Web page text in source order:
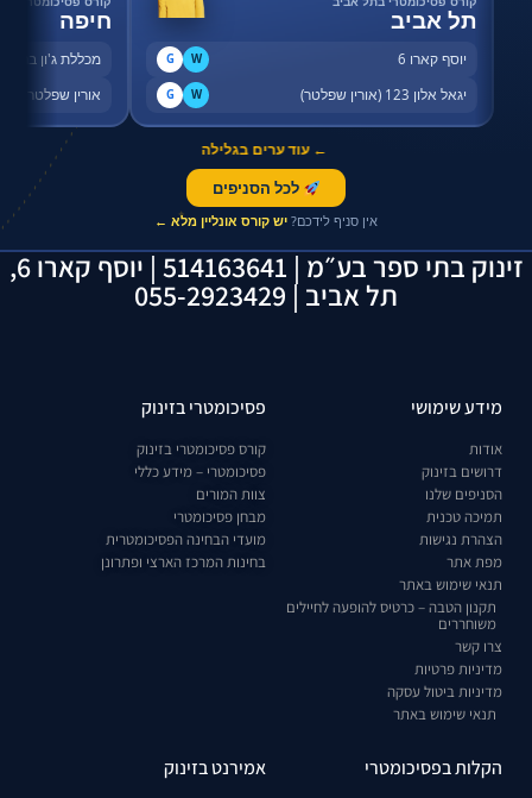
✦
תל אביב
יוסף קארו 6 W
G
יגאל אלון 123 (אורין שפלטר) W
G
חיפה
מכללת ג'ון
אורין שפלטר,
← עוד ערים בגלילה
לכל הסניפים
אין סניף לידכם? יש קורס אונליין מלא ←
זינוק בתי ספר בע״מ | 514163641 | יוסף קארו 6,
תל אביב | 055-2923429
מידע שימושי
אודות
דרושים בזינוק
הסניפים שלנו
תמיכה טכנית
הצהרת נגישות
מפת אתר
תנאי שימוש באתר
תקנון הטבה – כרטיס להופעה לחיילים
משוחררים
צרו קשר
מדיניות פרטיות
מדיניות ביטול עסקה
תנאי שימוש באתר
פסיכומטרי בזינוק
קורס פסיכומטרי בזינוק
פסיכומטרי – מידע כללי
צוות המורים
מבחן פסיכומטרי
מועדי הבחינה הפסיכומטרית
בחינות המרכז הארצי ופתרונן
הקלות בפסיכומטרי אמירנט בזינוק